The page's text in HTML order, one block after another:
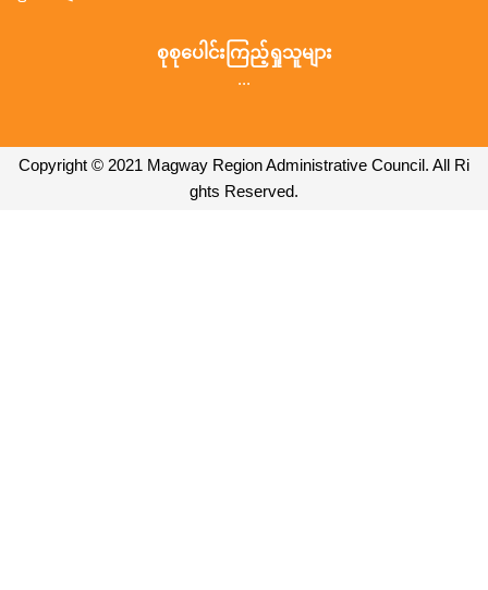
စုစုပေါင်းကြည့်ရှုသူများ
...
Copyright © 2021 Magway Region Administrative Council. All Ri
ghts Reserved.